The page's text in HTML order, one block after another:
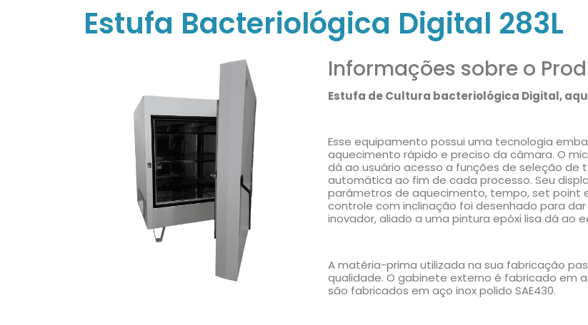
Estufa Bacteriológica Digital 283L
Informações sobre o
Estufa de Cultura bacteriológica Digital,
Esse equipamento possui uma tecnologia
aquecimento rápido e preciso da câmara. O
dá ao usuário acesso a funções de seleção
automática ao fim de cada processo. Seu
parâmetros de aquecimento, tempo, set point
controle com inclinação foi desenhado para
inovador, aliado a uma pintura epóxi lisa dá ao
A matéria-prima utilizada na sua fabricação
qualidade. O gabinete externo é fabricado em
são fabricados em aço inox polido SAE430.